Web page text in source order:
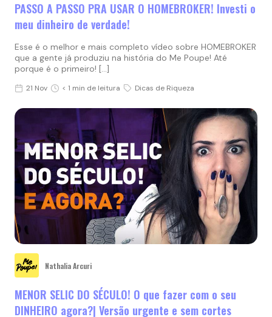
PASSO A PASSO PRA USAR O HOMEBROKER! Investi o
meu dinheiro de verdade!
Esse é o melhor e mais completo vídeo sobre HOMEBROKER
que a gente já produziu na história do Me Poupe! Até
porque é o primeiro! […]
21 Nov < 1 min de leitura Dicas de Riqueza
Nathalia Arcuri
MENOR SELIC DO SÉCULO! O que fazer com o seu
DINHEIRO agora?| Versão urgente e sem cortes